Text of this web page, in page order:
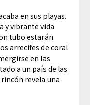
en sus playas.
y vibrante vida
tubo estarán
arrecifes de coral
en las
a un país de las
revela una